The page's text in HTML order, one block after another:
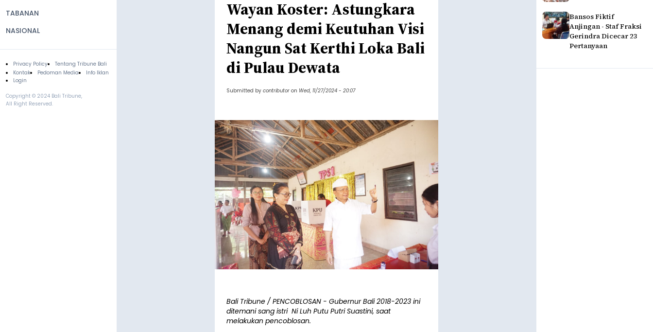
TABANAN
NASIONAL
Footer
Privacy Policy
Tentang Tribune Bali
Kontak
Pedoman Media
Info Iklan
Login
Copyright © 2024 Bali Tribune,
All Right Reserved.
Bansos Fiktif
Anjingan - Staf Fraksi
Gerindra Dicecar 23
Pertanyaan
Wayan Koster: Astungkara
Menang demi Keutuhan Visi
Nangun Sat Kerthi Loka Bali
di Pulau Dewata
Submitted by contributor on Wed, 11/27/2024 - 20:07
Bali Tribune / PENCOBLOSAN - Gubernur Bali 2018-2023 ini
ditemani sang istri Ni Luh Putu Putri Suastini, saat
melakukan pencoblosan.